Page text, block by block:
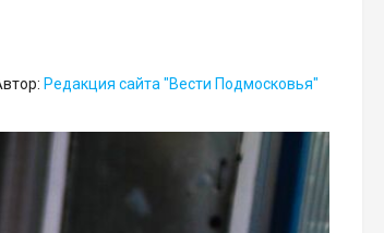
Редакция сайта "Вести Подмосковья"